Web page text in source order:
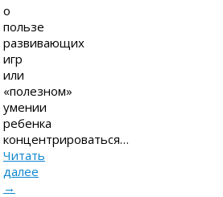
о
пользе
развивающих
игр
или
«полезном»
умении
ребенка
концентрироваться…
Читать
далее
→